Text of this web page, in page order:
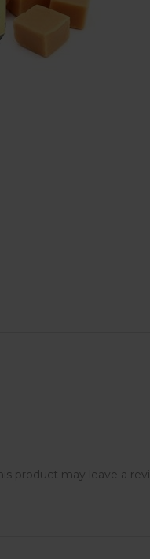
product may leave a